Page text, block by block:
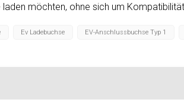
möchten, ohne sich um
Ev Ladebuchse EV-Anschlussbuchse Typ 1